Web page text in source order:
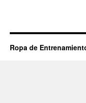
Ropa de